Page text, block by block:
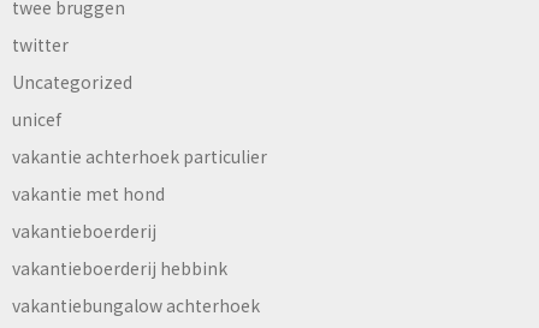
twee bruggen
twitter
Uncategorized
unicef
vakantie achterhoek particulier
vakantie met hond
vakantieboerderij
vakantieboerderij hebbink
vakantiebungalow achterhoek